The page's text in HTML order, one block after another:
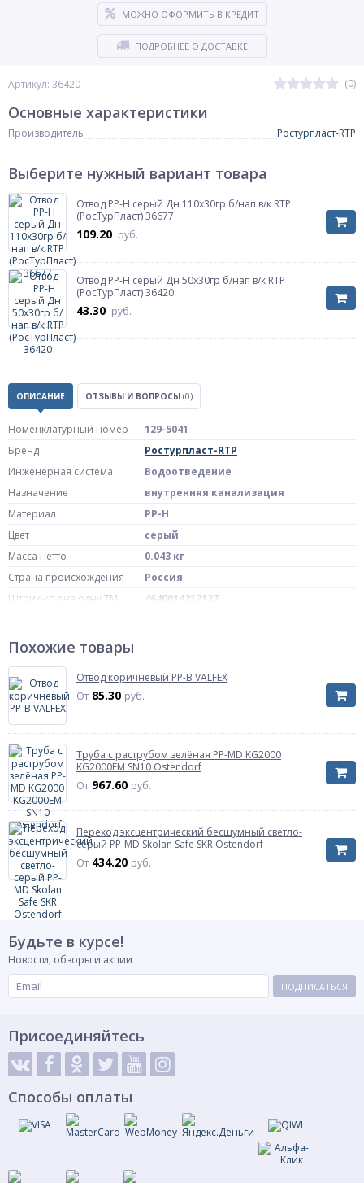
Артикул: 36420 (0)
МОЖНО ОФОРМИТЬ В КРЕДИТ
ПОДРОБНЕЕ О ДОСТАВКЕ
Основные характеристики
Производитель Ростурпласт-RTP
Выберите нужный вариант товара
Отвод PP-H серый Дн 110х30гр б/нап в/к RTP
(РосТурПласт) 36677
109.20 руб.
Отвод PP-H серый Дн 50х30гр б/нап в/к RTP
(РосТурПласт) 36420
43.30 руб.
ОПИСАНИЕ ОТЗЫВЫ И ВОПРОСЫ (0)
Номенклатурный номер
129-5041
Бренд
Ростурпласт-RTP
Инженерная система
Водоотведение
Назначение
внутренняя канализация
Материал
PP-H
Цвет
серый
Масса нетто
0.043 кг
Страна происхождения
Россия
Штрих-код на одну ТМЦ
4640014212127
Угол (в градусах)
Исполнение
в/к
Артикул
Рабочая среда
Похожие товары
Отвод коричневый PP-B VALFEX
От 85.30 руб.
Труба с раструбом зелёная PP-MD KG2000
KG2000EM SN10 Ostendorf
От 967.60 руб.
Переход эксцентрический бесшумный светло-
серый PP-MD Skolan Safe SKR Ostendorf
От 434.20 руб.
Будьте в курсе!
Новости, обзоры и акции
ПОДПИСАТЬСЯ
Присоединяйтесь
Способы оплаты